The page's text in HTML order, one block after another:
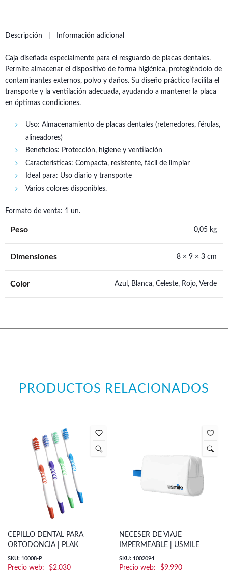
Descripción Información adicional
Caja diseñada especialmente para el resguardo de placas dentales.
Permite almacenar el dispositivo de forma higiénica, protegiéndolo de
contaminantes externos, polvo y daños. Su diseño práctico facilita el
transporte y la ventilación adecuada, ayudando a mantener la placa
en óptimas condiciones.
Uso: Almacenamiento de placas dentales (retenedores, férulas,
alineadores)
Beneficios: Protección, higiene y ventilación
Características: Compacta, resistente, fácil de limpiar
Ideal para: Uso diario y transporte
Varios colores disponibles.
Formato de venta: 1 un.
Peso 0,05 kg
Dimensiones 8 × 9 × 3 cm
Color Azul, Blanca, Celeste, Rojo, Verde
PRODUCTOS RELACIONADOS
CEPILLO DENTAL PARA
ORTODONCIA | PLAK
SKU: 10008-P
$2.030
NECESER DE VIAJE
IMPERMEABLE | USMILE
SKU: 1002094
$9.990